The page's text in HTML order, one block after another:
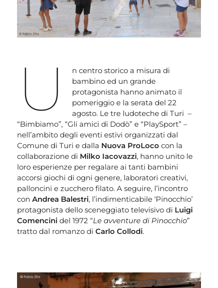
U
n centro storico a misura di
bambino ed un grande
protagonista hanno animato il
pomeriggio e la serata del 22
agosto. Le tre ludoteche di Turi –
“Bimbiamo”, “Gli amici di Dodò” e “PlaySport” –
nell’ambito degli eventi estivi organizzati dal
Comune di Turi e dalla Nuova ProLoco con la
collaborazione di Milko Iacovazzi, hanno unito le
loro esperienze per regalare ai tanti bambini
accorsi giochi di ogni genere, laboratori creativi,
palloncini e zucchero filato. A seguire, l’incontro
con Andrea Balestri, l’indimenticabile ‘Pinocchio’
protagonista dello sceneggiato televisivo di Luigi
Comencini del 1972 “Le avventure di Pinocchio”
tratto dal romanzo di Carlo Collodi.